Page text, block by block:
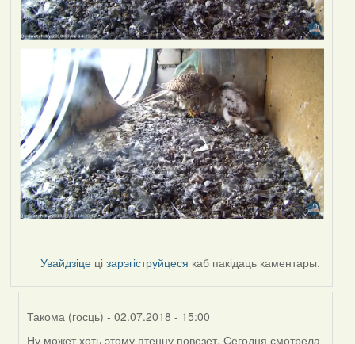
Увайдзіце цізарэгіструйцеся каб пакідаць каментары.
Такома (госць) - 02.07.2018 - 15:00
Ну может хоть этому птенцу повезет. Сегодня смотрела